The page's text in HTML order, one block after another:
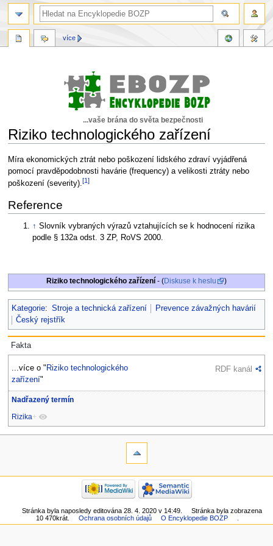
...vaše brána do světa bezpečnosti
Riziko technologického zařízení
Skočit
na
navigaci
Skočit
na
vyhledávání
Míra ekonomických ztrát nebo poškození lidského zdraví vyjádřená
pomocí pravděpodobnosti havárie (frequency) a velikosti ztráty nebo
poškození (severity).[1]
Reference
↑ Slovník vybraných výrazů vztahujících se k hodnocení rizika
podle § 132a odst. 3 ZP, RoVS 2000.
Riziko technologického zařízení - (Diskuse k heslu )
Kategorie: Stroje a technická zařízení
Prevence závažných havárií
Český rejstřík
Fakta
...více o " Riziko technologického
zařízení"
RDF kanál
Nadřazený termín
Rizika+
více
Stránka byla naposledy editována 28. 4. 2020 v 14:49.
Stránka byla zobrazena
10 470krát.
Ochrana osobních údajů O Encyklopedie BOZP